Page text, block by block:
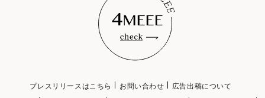
プレスリリースはこちら お問い合わせ
広告出稿について